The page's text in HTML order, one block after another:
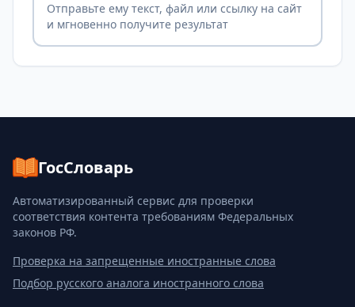
Отправьте ему текст, файл или ссылку на сайт
и мгновенно получите результат
ГосСловарь
Автоматизированный сервис для проверки
соответствия контента требованиям Федеральных
законов РФ.
Проверка на запрещенные иностранные слова
Подбор русского аналога иностранного слова